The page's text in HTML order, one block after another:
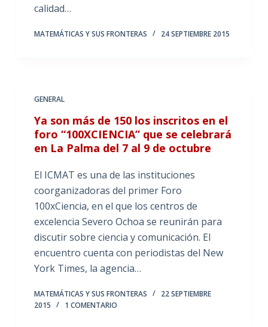
calidad…
MATEMÁTICAS Y SUS FRONTERAS 24 SEPTIEMBRE 2015
GENERAL
Ya son más de 150 los inscritos en el
foro “100XCIENCIA” que se celebrará
en La Palma del 7 al 9 de octubre
El ICMAT es una de las instituciones
coorganizadoras del primer Foro
100xCiencia, en el que los centros de
excelencia Severo Ochoa se reunirán para
discutir sobre ciencia y comunicación. El
encuentro cuenta con periodistas del New
York Times, la agencia…
MATEMÁTICAS Y SUS FRONTERAS
22 SEPTIEMBRE
2015
1 COMENTARIO